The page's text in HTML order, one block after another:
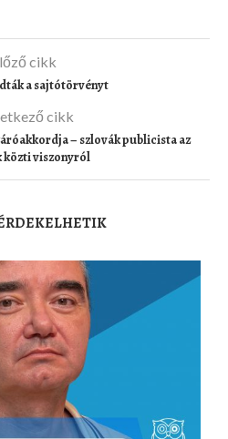
cikk
a sajtótörvényt
cikk
– szlovák publicista az
közti viszonyról